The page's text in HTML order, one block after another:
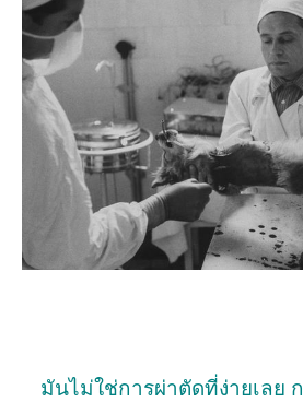
มันไม่ใช่การผ่าตัดที่ง่ายเลย